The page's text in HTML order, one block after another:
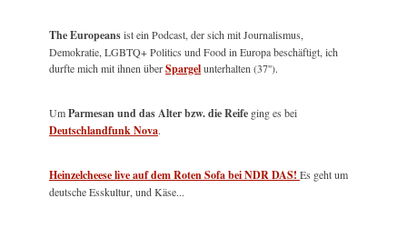
The Europeansist ein Podcast, der sich mit Journalismus,
Demokratie, LGBTQ+ Politics und Food in Europa beschäftigt, ich
durfte mich mit ihnen überSpargelunterhalten (37'').
UmParmesan und das Alter bzw. die Reife ging es bei
Deutschlandfunk Nova.
Heinzelcheese live auf dem Roten Sofa bei NDR DAS! Es geht um
deutsche Esskultur, und Käse...